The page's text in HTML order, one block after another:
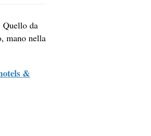
Quello da
mano nella
&